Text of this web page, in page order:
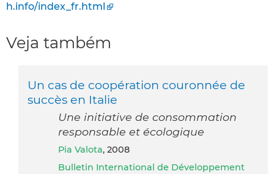
h.info/index_fr.html
Veja também
Un cas de coopération couronnée de
succès en Italie
Une initiative de consommation
responsable et écologique
Pia Valota, 2008
Bulletin International de Développement